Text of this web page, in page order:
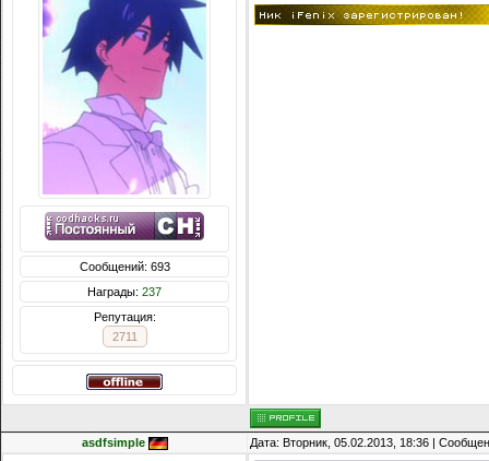
Сообщений: 693
Награды: 237
Репутация:
2711
asdfsimple Дата: Вторник, 05.02.2013, 18:36 |